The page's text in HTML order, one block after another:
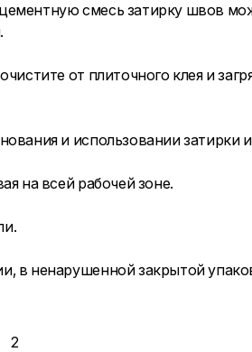
смесь затирку швов
от плиточного клея и
и использовании затирки
на всей рабочей зоне.
в ненарушенной закрытой
2